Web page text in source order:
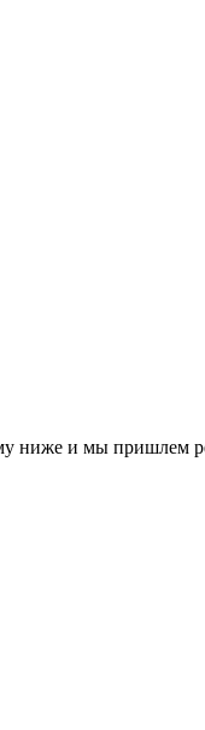
ниже и мы пришлем